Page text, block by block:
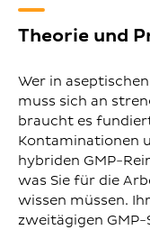
Theorie und
Wer in
muss sich an
braucht es
Kontaminationen
hybriden GMP-
was Sie für die
wissen müssen.
zweitägigen